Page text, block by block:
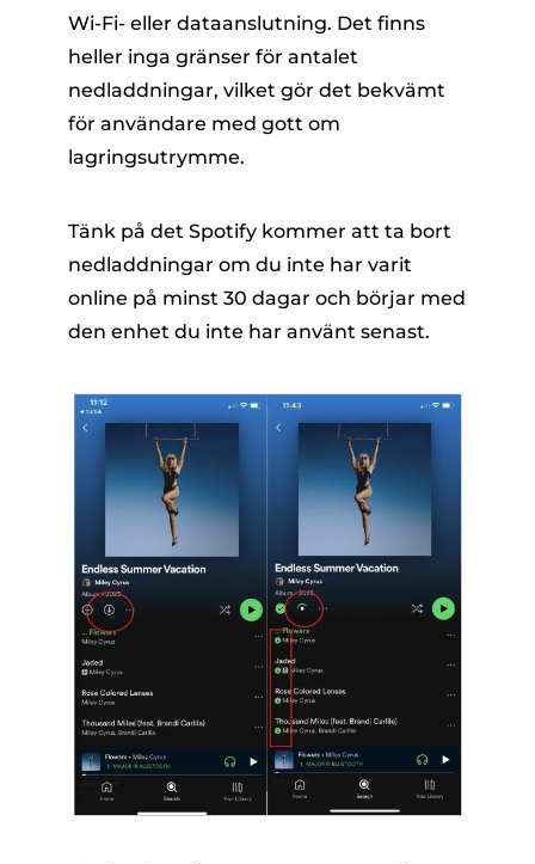
Wi-Fi- eller dataanslutning. Det finns
heller inga gränser för antalet
nedladdningar, vilket gör det bekvämt
för användare med gott om
lagringsutrymme.
Tänk på det Spotify kommer att ta bort
nedladdningar om du inte har varit
online på minst 30 dagar och börjar med
den enhet du inte har använt senast.